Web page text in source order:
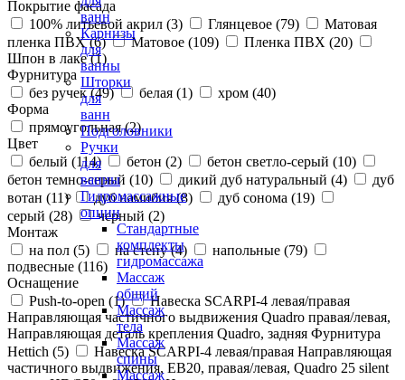
ванн
Карнизы
для
ванны
Шторки
для
ванн
Подголовники
Ручки
для
ванны
Гидромассажные
опции
Стандартные
комплекты
гидромассажа
Массаж
общий
Массаж
тела
Массаж
спины
Массаж
Покрытие фасада
100% литьевой акрил (3) Глянцевое (79)
Матовая
пленка ПВХ (6) Матовое (109) Пленка ПВХ (20)
Шпон в лаке (1)
Фурнитура
без ручек (49) белая (1) хром (40)
Форма
прямоугольная (2)
Цвет
белый (114) бетон (2) бетон светло-серый (10)
бетон темно-серый (10) дикий дуб натуральный (4)
дуб
вотан (11) дуб намибия (8) дуб сонома (19)
серый (28) черный (2)
Монтаж
на пол (5) на стену (4) напольные (79)
подвесные (116)
Оснащение
Push-to-open (1)
Навеска SCARPI-4 левая/правая
Направляющая частичного выдвижения Quadro правая/левая,
Направляющая деталь крепления Quadro, задняя Фурнитура
Hettich (5)
Навеска SCARPI-4 левая/правая Направляющая
частичного выдвижения, ЕВ20, правая/левая, Quadro 25 silent